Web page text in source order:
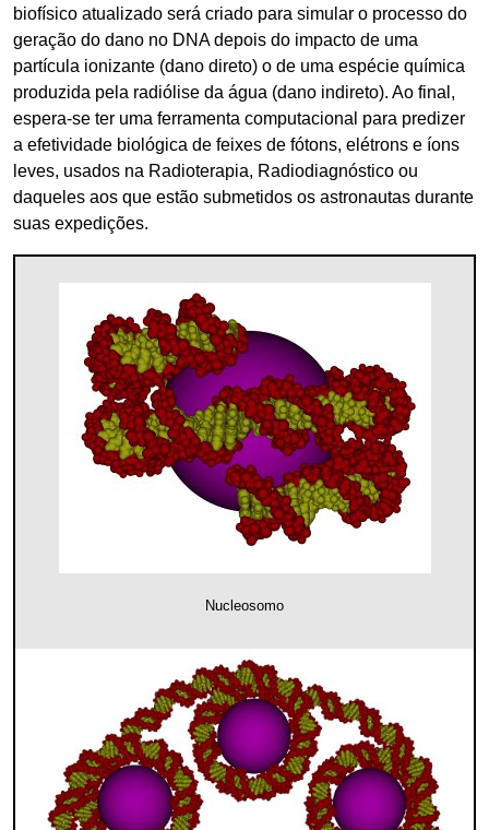
biofísico atualizado será criado para simular o processo do
geração do dano no DNA depois do impacto de uma
partícula ionizante (dano direto) o de uma espécie química
produzida pela radiólise da água (dano indireto). Ao final,
espera-se ter uma ferramenta computacional para predizer
a efetividade biológica de feixes de fótons, elétrons e íons
leves, usados na Radioterapia, Radiodiagnóstico ou
daqueles aos que estão submetidos os astronautas durante
suas expedições.
Nucleosomo